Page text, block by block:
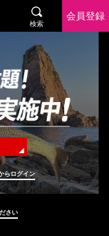
検索
会員登録
らログイン
さい